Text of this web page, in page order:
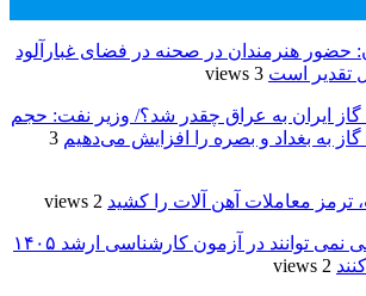
حضور هنرمندان در صحنه در فضای غبارآلود
تقدیر است 3 views
ایران به عراق چقدر شد؟/ وزیر نفت: حجم
به بغداد و بصره را افزایش می‌دهیم 3
ترمز معاملات آهن ‌آلات را کشید 2 views
چه کسانی نمی توانند در آزمون کارشناسی ارشد ۱۴۰۵
2 views